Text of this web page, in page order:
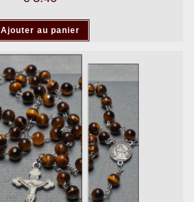
Ajouter au panier